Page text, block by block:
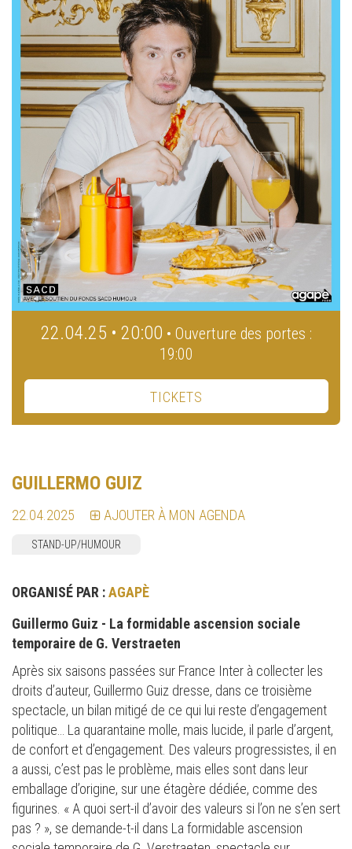
22.04.25 • 20:00 • Ouverture des portes :
19:00
TICKETS
GUILLERMO GUIZ
22.04.2025 AJOUTER À MON AGENDA
STAND-UP/HUMOUR
ORGANISÉ PAR :AGAPÈ
Guillermo Guiz - La formidable ascension sociale
temporaire de G. Verstraeten
Après six saisons passées sur France Inter à collecter les
droits d’auteur, Guillermo Guiz dresse, dans ce troisième
spectacle, un bilan mitigé de ce qui lui reste d’engagement
politique… La quarantaine molle, mais lucide, il parle d’argent,
de confort et d’engagement. Des valeurs progressistes, il en
a aussi, c’est pas le problème, mais elles sont dans leur
emballage d’origine, sur une étagère dédiée, comme des
figurines. « A quoi sert-il d’avoir des valeurs si l’on ne s’en sert
pas ? », se demande-t-il dans La formidable ascension